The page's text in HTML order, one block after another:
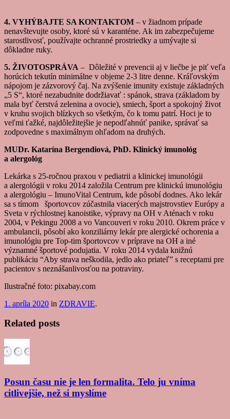
4. VYHÝBAJTE SA KONTAKTOM – v žiadnom prípade
nenavštevujte osoby, ktoré sú v karanténe. Ak im zabezpečujeme
starostlivosť, používajte ochranné prostriedky a umývajte si
dôkladne ruky.
5. ŽIVOTOSPRÁVA – Dôležité v prevencii aj v liečbe je piť veľa
horúcich tekutín minimálne v objeme 2-3 litre denne. Kráľovským
nápojom je zázvorový čaj. Na zvýšenie imunity existuje základných
„5 S“, ktoré nezabudnite dodržiavať : spánok, strava (základom by
mala byť čerstvá zelenina a ovocie), smiech, šport a spokojný život
v kruhu svojich blízkych so všetkým, čo k tomu patrí. Hoci je to
veľmi ťažké, najdôležitejšie je nepodľahnúť panike, správať sa
zodpovedne s maximálnym ohľadom na druhých.
MUDr. Katarína Bergendiová, PhD. Klinický imunológ
a alergológ
Lekárka s 25-ročnou praxou v pediatrii a klinickej imunológii
a alergológii v roku 2014 založila Centrum pre klinickú imunológiu
a alergológiu – ImunoVital Centrum, kde pôsobí dodnes. Ako lekár
sa s tímom športovcov zúčastnila viacerých majstrovstiev Európy a
Sveta v rýchlostnej kanoistike, výpravy na OH v Aténach v roku
2004, v Pekingu 2008 a vo Vancouveri v roku 2010. Okrem práce v
ambulancii, pôsobí ako konziliárny lekár pre alergické ochorenia a
imunológiu pre Top-tim športovcov v príprave na OH a iné
významné športové podujatia. V roku 2014 vydala knižnú
publikáciu “Aby strava neškodila, jedlo ako priateľ” s receptami pre
pacientov s neznášanlivosťou na potraviny.
Ilustračné foto: pixabay.com
1. apríla 2020 in ZDRAVIE.
Related posts
Posun času nie je len formalita. Telo ju vníma
citlivejšie, než si myslíme